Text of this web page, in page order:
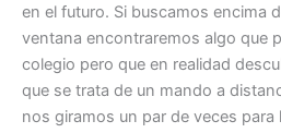
en el futuro. Si buscamos encima
ventana encontraremos algo que
colegio pero que en realidad
que se trata de un mando a
nos giramos un par de veces para